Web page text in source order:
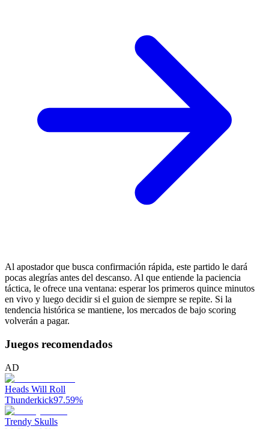
Al apostador que busca confirmación rápida, este partido le dará
pocas alegrías antes del descanso. Al que entiende la paciencia
táctica, le ofrece una ventana: esperar los primeros quince minutos
en vivo y luego decidir si el guion de siempre se repite. Si la
tendencia histórica se mantiene, los mercados de bajo scoring
volverán a pagar.
Juegos recomendados
AD
Heads Will Roll
Thunderkick97.59%
Trendy Skulls